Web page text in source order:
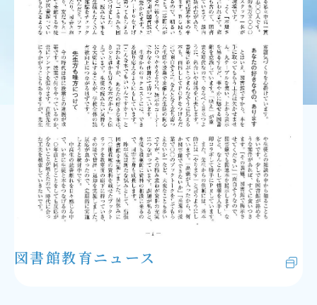
中学入試
高校入試
説明会・イベント
外部記事掲載
アクセス
在校生・保護者の方
卒業生の方
Follow Us
サイトマップ
個人情報保護方針
図書館教育ニュース